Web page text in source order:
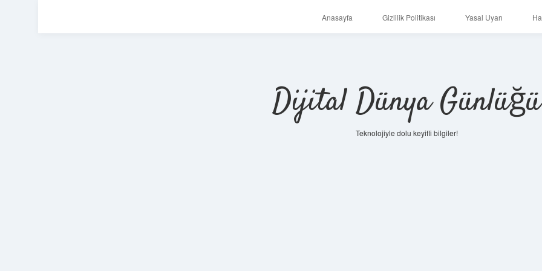
Anasayfa Gizlilik Politikası Yasal Uyarı
Dijital Dünya Günlüğü
Teknolojiyle dolu keyifli bilgiler!